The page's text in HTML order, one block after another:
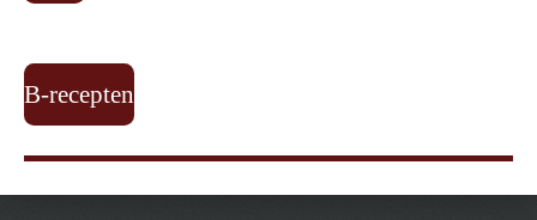
B-recepten